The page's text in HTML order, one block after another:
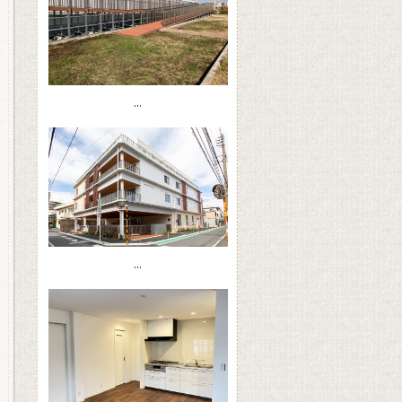
...
...